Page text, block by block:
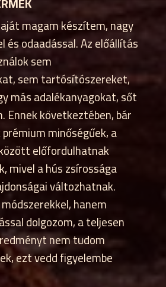
magam készítem, nagy
odaadással. Az előállítás
sem
sem tartósítószereket,
más adalékanyagokat, sőt
Ennek következtében, bár
minőségűek, a
előfordulhatnak
mivel a hús zsírossága
változhatnak.
hanem
dolgozom, a teljesen
nem tudom
ezt vedd figyelembe